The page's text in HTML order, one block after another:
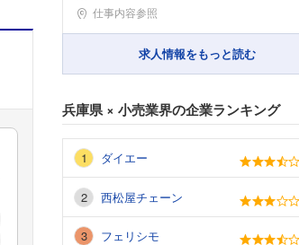
勤務地仕事内容参照
求人情報をもっと読む
兵庫県× 小売業界の企業ランキング
ダイエー
西松屋チェーン
フェリシモ